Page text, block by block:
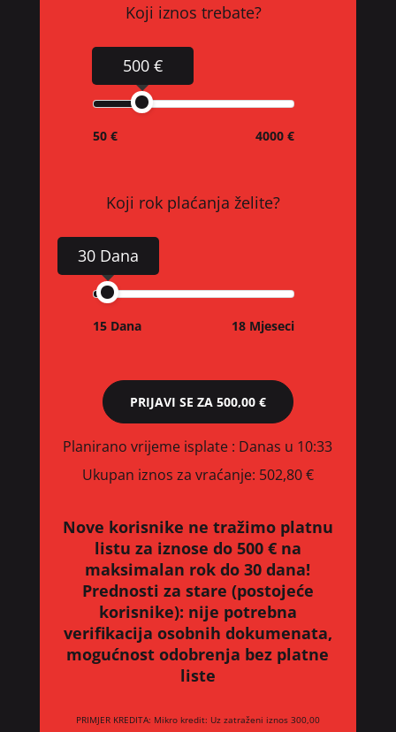
Koji iznos trebate?
500 €
50 € 4000 €
Koji rok plaćanja želite?
30 Dana
15 Dana 18 Mjeseci
PRIJAVI SE ZA 500,00 €
Planirano vrijeme isplate : Danas u 10:33
Ukupan iznos za vraćanje: 502,80 €
Nove korisnike ne tražimo platnu
listu za iznose do 500 € na
maksimalan rok do 30 dana!
Prednosti za stare (postojeće
korisnike): nije potrebna
verifikacija osobnih dokumenata,
mogućnost odobrenja bez platne
liste
PRIMJER KREDITA: Mikro kredit: Uz zatraženi iznos 300,00